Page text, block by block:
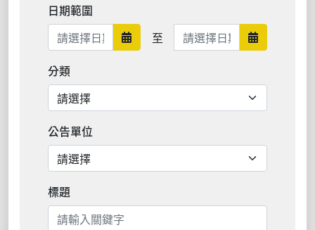
日期範圍
日期範圍開始
至 日期範圍結束 日期範圍
分類
公告單位
標題